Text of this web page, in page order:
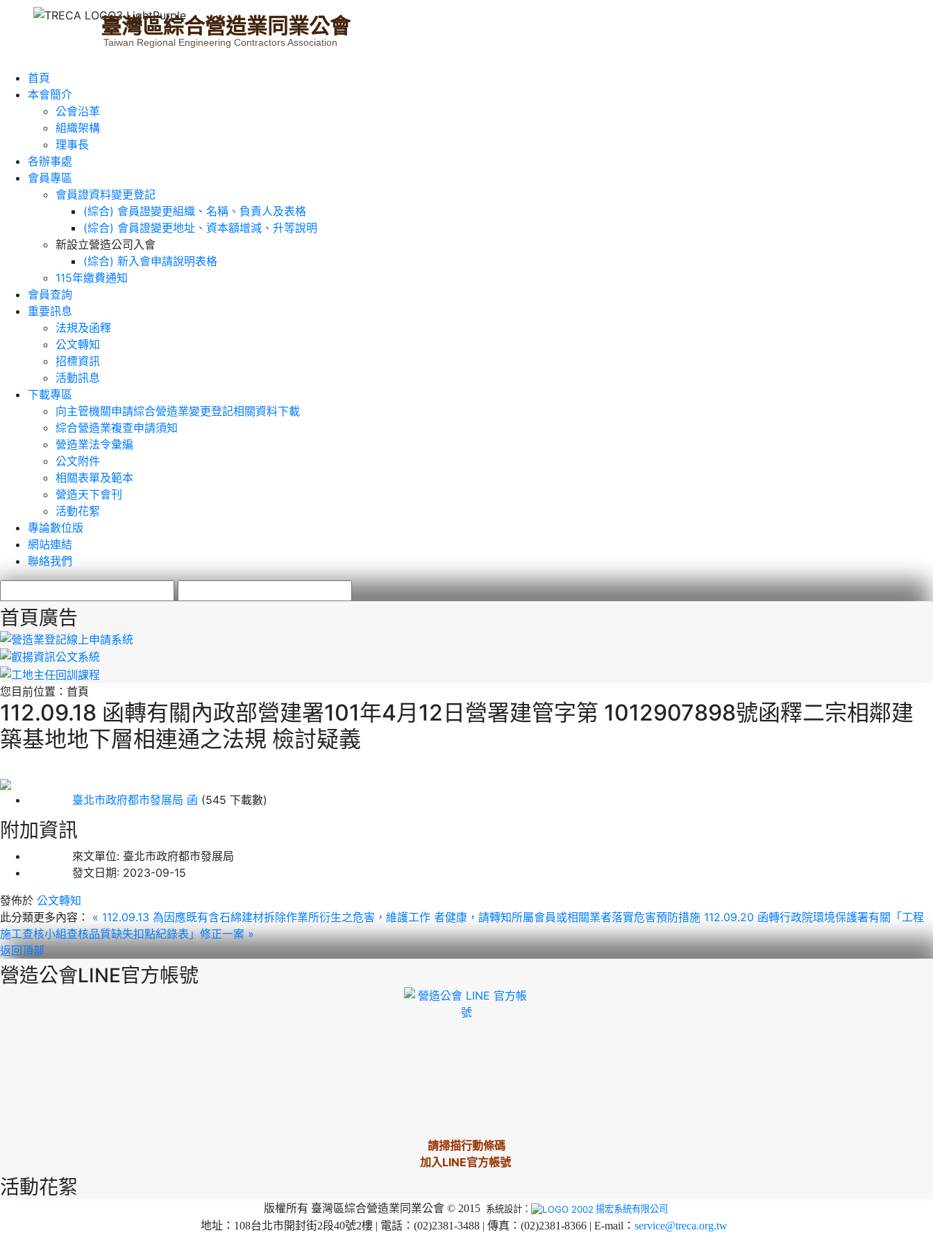
臺灣區綜合營造業同業公會
Taiwan Regional Engineering Contractors Association
首頁
本會簡介
公會沿革
組織架構
理事長
各辦事處
會員專區
會員證資料變更登記
(綜合) 會員證變更組織、名稱、負責人及表格
(綜合) 會員證變更地址、資本額增減、升等說明
新設立營造公司入會
(綜合) 新入會申請說明表格
115年繳費通知
會員查詢
重要訊息
法規及函釋
公文轉知
招標資訊
活動訊息
下載專區
向主管機關申請綜合營造業變更登記相關資料下載
綜合營造業複查申請須知
營造業法令彙編
公文附件
相關表單及範本
營造天下會刊
活動花絮
專論數位版
網站連結
聯絡我們
首頁廣告
您目前位置： 首頁
112.09.18 函轉有關內政部營建署101年4月12日營署建管字第 1012907898號函釋二宗相鄰建
築基地地下層相連通之法規 檢討疑義
臺北市政府都市發展局 函 (545 下載數)
附加資訊
來文單位: 臺北市政府都市發展局
發文日期: 2023-09-15
發佈於 公文轉知
此分類更多內容： « 112.09.13 為因應既有含石綿建材拆除作業所衍生之危害，維護工作 者健康，請轉知所屬會員或相關業者落實危害預防措施 112.09.20 函轉行政院環境保護署有關「工程
施工查核小組查核品質缺失扣點紀錄表」修正一案 »
返回頂部
營造公會LINE官方帳號
請掃描行動條碼
加入LINE官方帳號
活動花絮
版權所有 臺灣區綜合營造業同業公會 © 2015 系統設計： 揚宏系統有限公司
地址：108台北市開封街2段40號2樓 | 電話：(02)2381-3488 | 傳真：(02)2381-8366 | E-mail： service@treca.org.tw